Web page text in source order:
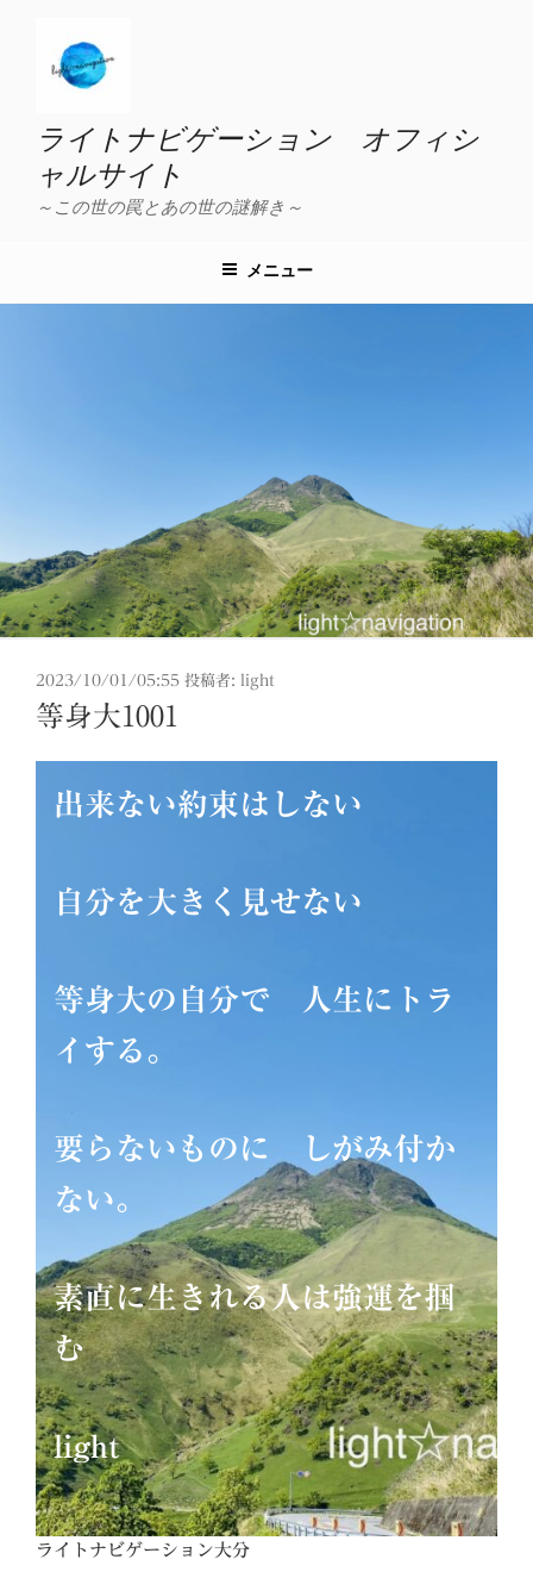
ライトナビゲーション オフィシ
ャルサイト
～この世の罠とあの世の謎解き～
メニュー
投
稿
日:
2023/10/01/05:55 投稿者: light
等身大1001
出来ない約束はしない
自分を大きく見せない
等身大の自分で 人生にトラ
イする。
要らないものに しがみ付か
ない。
素直に生きれる人は強運を掴
む
light
ライトナビゲーション大分